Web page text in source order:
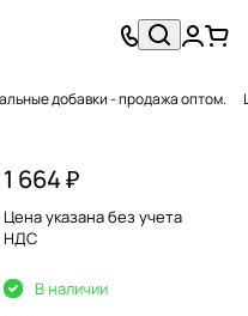
добавки - продажа оптом.
1 664 ₽
Цена указана без учета
НДС
В наличии